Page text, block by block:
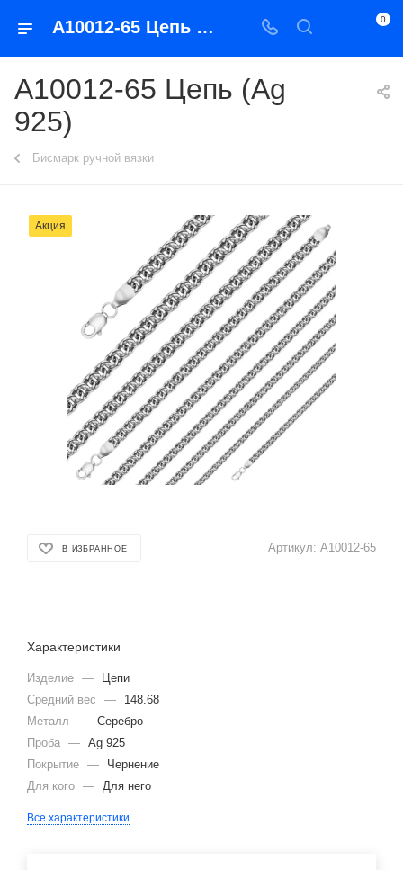
А10012-65 Цепь (Ag 925) 0
А10012-65 Цепь (Ag
925)
Бисмарк ручной вязки
Акция
В ИЗБРАННОЕ Артикул: А10012-65
Характеристики
Изделие —
Цепи
Средний вес
—
148.68
Металл
— Серебро
Проба — Ag 925
Покрытие —
Чернение
Для кого — Для него
Все характеристики